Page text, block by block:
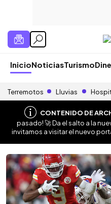
InicioNoticiasTurismo
Terremotos Lluvias
CONTENIDO DE
pasado! 🚀 Da el salto a la
invitamos a visitar el nuevo